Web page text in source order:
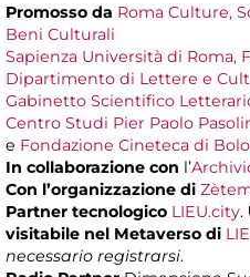
Promosso da Roma Culture,
Beni Culturali
Sapienza Università di Roma,
Dipartimento di Lettere e
Gabinetto Scientifico
Centro Studi Pier Paolo
e Fondazione Cineteca di
In collaborazione con l’
Con l’organizzazione di
Partner tecnologico LIEU.city.
visitabile nel Metaverso di
necessario registrarsi.